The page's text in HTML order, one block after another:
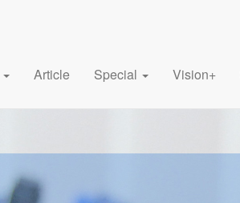
Article Special Vision+